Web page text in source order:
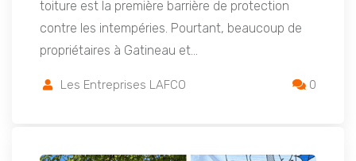
toiture est la première barrière de protection
contre les intempéries. Pourtant, beaucoup de
propriétaires à Gatineau et…
Les Entreprises LAFCO 0